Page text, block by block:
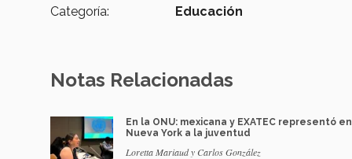
Categoría:
Educación
Notas Relacionadas
En la ONU: mexicana y EXATEC representó en
Nueva York a la juventud
Loretta Mariaud y Carlos González